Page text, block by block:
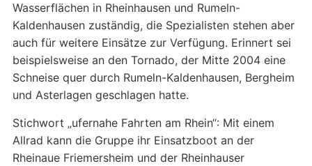
Wasserflächen in Rheinhausen und Rumeln-
Kaldenhausen zuständig, die Spezialisten stehen aber
auch für weitere Einsätze zur Verfügung. Erinnert sei
beispielsweise an den Tornado, der Mitte 2004 eine
Schneise quer durch Rumeln-Kaldenhausen, Bergheim
und Asterlagen geschlagen hatte.
Stichwort „ufernahe Fahrten am Rhein“: Mit einem
Allrad kann die Gruppe ihr Einsatzboot an der
Rheinaue Friemersheim und der Rheinhauser